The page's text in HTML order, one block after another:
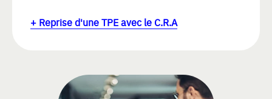
+ Reprise d'une TPE avec le C.R.A